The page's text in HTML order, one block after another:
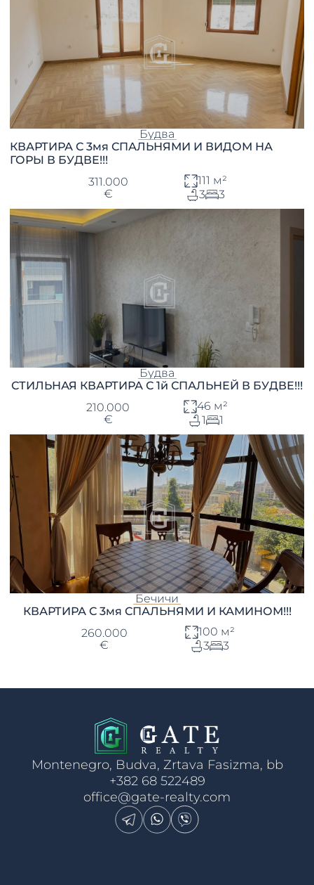
Будва
КВАРТИРА С 3мя СПАЛЬНЯМИ И ВИДОМ НА
ГОРЫ В БУДВЕ!!!
311.000
€
111 м²
3
3
Будва
СТИЛЬНАЯ КВАРТИРА С 1й СПАЛЬНЕЙ В БУДВЕ!!!
210.000
€
46 м²
1
1
Бечичи
КВАРТИРА С 3мя СПАЛЬНЯМИ И КАМИНОМ!!!
260.000
€
100 м²
3
3
Montenegro, Budva, Zrtava Fasizma, bb
+382 68 522489
office@gate-realty.com